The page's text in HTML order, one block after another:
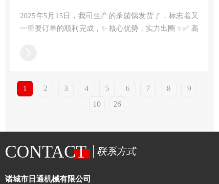
2025年5月15日，我司生产的杀菌锅发货了，标志着又
一重要订单的顺利完成，✨ 核心优势，实力出圈 ✨✅ 高
1 2 3 4 5 6 7 8
9
10
26
CONTACT 联系方式
诸城市日通机械有限公司